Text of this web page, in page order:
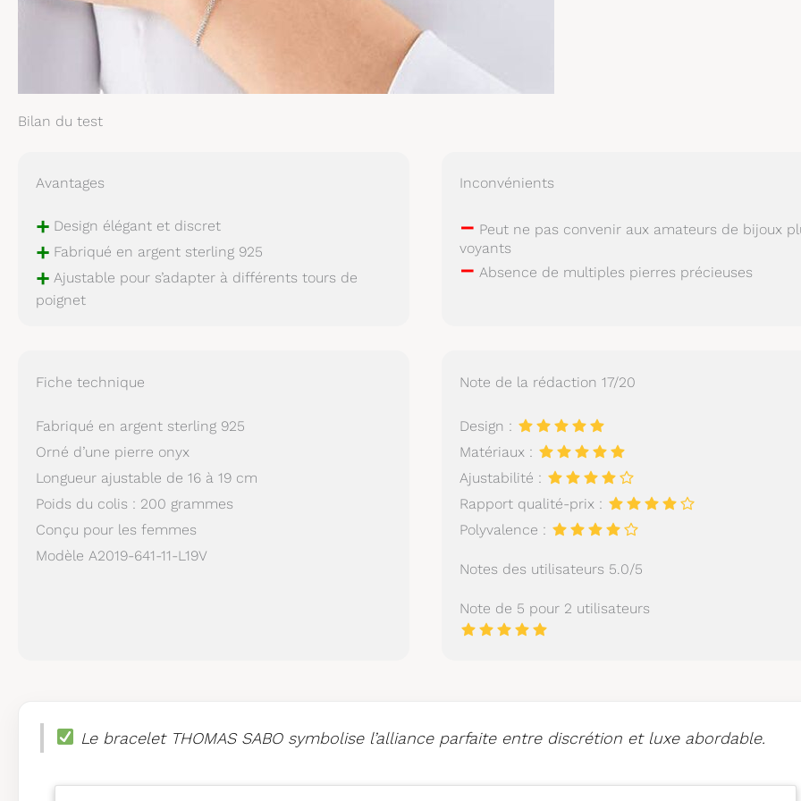
Bilan du test
Avantages
+ Design élégant et discret
+ Fabriqué en argent sterling 925
+ Ajustable pour s’adapter à différents tours de
poignet
Inconvénients
– Peut ne pas convenir aux amateurs de bijoux
voyants
– Absence de multiples pierres précieuses
Fiche technique
Fabriqué en argent sterling 925
Orné d’une pierre onyx
Longueur ajustable de 16 à 19 cm
Poids du colis : 200 grammes
Conçu pour les femmes
Modèle A2019-641-11-L19V
Note de la rédaction 17/20
Design :
Matériaux :
Ajustabilité :
Rapport qualité-prix :
Polyvalence :
Notes des utilisateurs 5.0/5
Note de 5 pour 2 utilisateurs
Le bracelet THOMAS SABO symbolise l’alliance parfaite entre discrétion et luxe abordable.